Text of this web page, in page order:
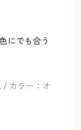
にでも合う
/ カラー：オ